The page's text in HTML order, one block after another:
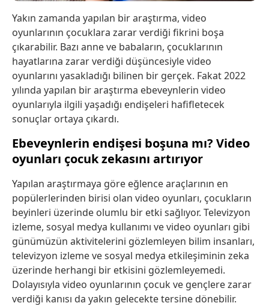
Yakın zamanda yapılan bir araştırma, video
oyunlarının çocuklara zarar verdiği fikrini boşa
çıkarabilir. Bazı anne ve babaların, çocuklarının
hayatlarına zarar verdiği düşüncesiyle video
oyunlarını yasakladığı bilinen bir gerçek. Fakat 2022
yılında yapılan bir araştırma ebeveynlerin video
oyunlarıyla ilgili yaşadığı endişeleri hafifletecek
sonuçlar ortaya çıkardı.
Ebeveynlerin endişesi boşuna mı? Video
oyunları çocuk zekasını artırıyor
Yapılan araştırmaya göre eğlence araçlarının en
popülerlerinden birisi olan video oyunları, çocukların
beyinleri üzerinde olumlu bir etki sağlıyor. Televizyon
izleme, sosyal medya kullanımı ve video oyunları gibi
günümüzün aktivitelerini gözlemleyen bilim insanları,
televizyon izleme ve sosyal medya etkileşiminin zeka
üzerinde herhangi bir etkisini gözlemleyemedi.
Dolayısıyla video oyunlarının çocuk ve gençlere zarar
verdiği kanısı da yakın gelecekte tersine dönebilir.